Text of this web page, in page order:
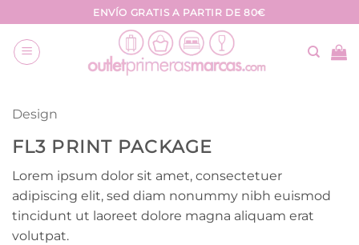
al
contenido
ENVÍO GRATIS A PARTIR DE 80€
Design
FL3 PRINT PACKAGE
Lorem ipsum dolor sit amet, consectetuer
adipiscing elit, sed diam nonummy nibh euismod
tincidunt ut laoreet dolore magna aliquam erat
volutpat.